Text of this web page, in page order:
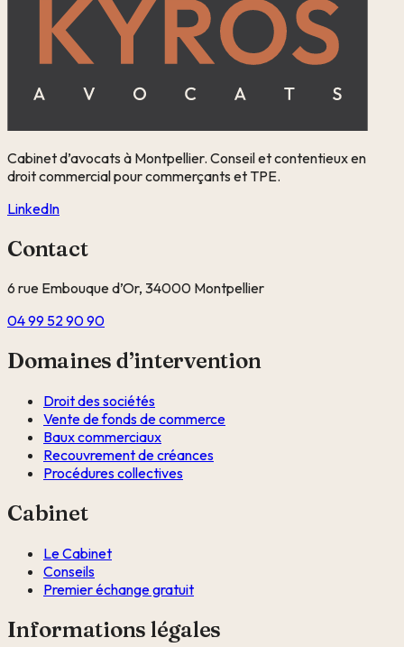
Cabinet d’avocats à Montpellier. Conseil et contentieux en
droit commercial pour commerçants et TPE.
LinkedIn
Contact
6 rue Embouque d’Or, 34000 Montpellier
04 99 52 90 90
Domaines d’intervention
Droit des sociétés
Vente de fonds de commerce
Baux commerciaux
Recouvrement de créances
Procédures collectives
Cabinet
Le Cabinet
Conseils
Premier échange gratuit
Informations légales